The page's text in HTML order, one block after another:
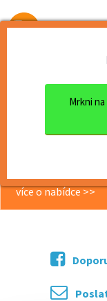
Od
Mrkni na
Externí lektor v
<< Zpět
více o nabídce >>